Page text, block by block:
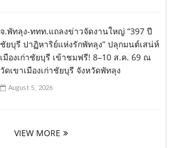
จ.พัทลุง-ททท.แถลงข่าวจัดงานใหญ่ “397 ปี
ชัยบุรี ปาฏิหาริย์แห่งรักพัทลุง” ปลุกมนต์เสน่ห์
เมืองเก่าชัยบุรี เข้าชมฟรี! 8–10 ส.ค. 69 ณ
วัดเขาเมืองเก่าชัยบุรี จังหวัดพัทลุง
August 5, 2026
VIEW MORE